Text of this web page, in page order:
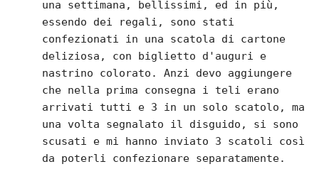
una settimana, bellissimi, ed in più,
essendo dei regali, sono stati
confezionati in una scatola di cartone
deliziosa, con biglietto d'auguri e
nastrino colorato. Anzi devo aggiungere
che nella prima consegna i teli erano
arrivati tutti e 3 in un solo scatolo, ma
una volta segnalato il disguido, si sono
scusati e mi hanno inviato 3 scatoli così
da poterli confezionare separatamente.